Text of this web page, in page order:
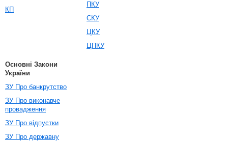
КП
ПКУ
СКУ
ЦКУ
ЦПКУ
Основні Закони
України
ЗУ Про банкрутство
ЗУ Про виконавче
провадження
ЗУ Про відпустки
ЗУ Про державну